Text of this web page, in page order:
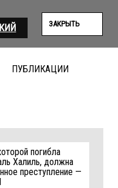
ЗАКРЫТЬ
ПУБЛИКАЦИИ
погибла
Халиль, должна
преступление —